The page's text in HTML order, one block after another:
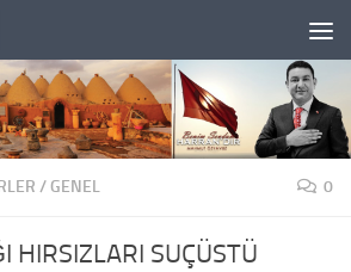
/ GENEL 0
HIRSIZLARI SUÇÜSTÜ